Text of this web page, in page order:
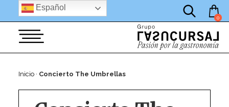
contenido
0
Inicio · Concierto The Umbrellas
Español